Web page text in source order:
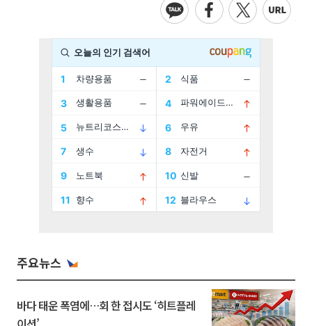
주요뉴스
바다 태운 폭염에…회 한 접시도 ‘히트플레